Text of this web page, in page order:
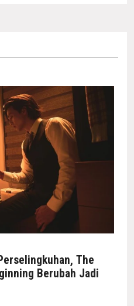
The
Berubah Jadi